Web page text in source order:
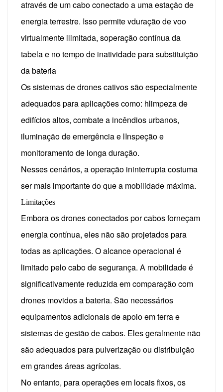
através de um cabo conectado a uma estação de
energia terrestre. Isso permite vduração de voo
virtualmente ilimitada, soperação contínua da
tabela e no tempo de inatividade para substituição
da bateria
Os sistemas de drones cativos são especialmente
adequados para aplicações como: hlimpeza de
edifícios altos,combate a incêndios urbanos,
iluminação de emergência e lInspeção e
monitoramento de longa duração.
Nesses cenários, a operação ininterrupta costuma
ser mais importante do que a mobilidade máxima.
Limitações
Embora os drones conectados por cabos forneçam
energia contínua, eles não são projetados para
todas as aplicações.O alcance operacional é
limitado pelo cabo de segurança.A mobilidade é
significativamente reduzida em comparação com
drones movidos a bateria.São necessários
equipamentos adicionais de apoio em terra e
sistemas de gestão de cabos. Eles geralmente não
são adequados para pulverização ou distribuição
em grandes áreas agrícolas.
No entanto, para operações em locais fixos, os